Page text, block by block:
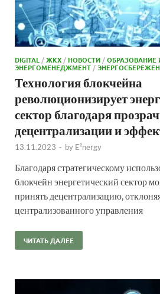
DIGITAL /ЖКХ /НОВОСТИ /ОБРАЗОВАНИЕ
ЭНЕРГОМЕНЕДЖМЕНТ /
Технология блокчейна
революционизирует
сектор благодаря
децентрализации и
13.11.2023 - by E²nergy
Благодаря стратегическому
блокчейн энергетический сектор
принять децентрализацию,
централизованного управления
ЧИТАТЬ ДАЛЕЕ